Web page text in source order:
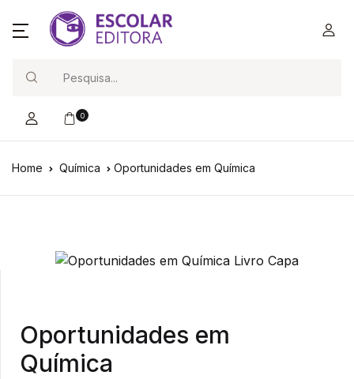
0
Home Química Oportunidades em Química
Oportunidades em
Química